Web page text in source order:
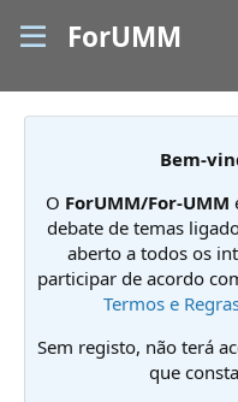
ForUMM
Bem-
O ForUMM/For-UMM
debate de temas
aberto a todos os
participar de acordo
Termos e
Sem registo, não terá
que